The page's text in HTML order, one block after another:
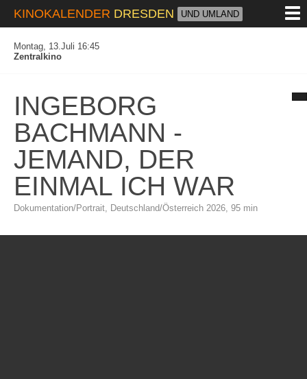
KINOKALENDER DRESDEN UND UMLAND
Montag, 13.Juli 16:45
Zentralkino
INGEBORG
BACHMANN -
JEMAND, DER
EINMAL ICH WAR
Dokumentation/Portrait, Deutschland/Österreich 2026, 95 min